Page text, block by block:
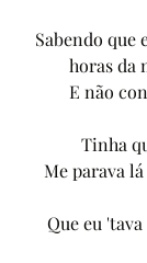
Sabendo que
horas da
E não
Tinha
Me parava
Que eu